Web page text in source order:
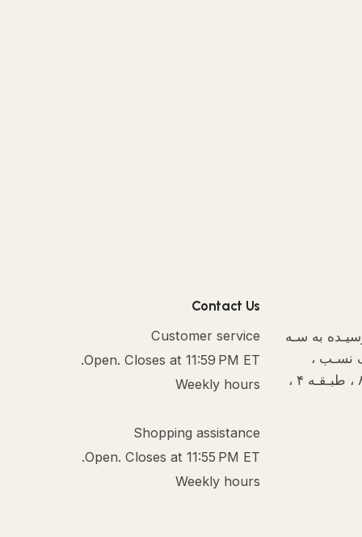
به سـه
نسـب ،
خیـابـان دبیـر سیـاقـی ، پـلاک ۸ ، طبـقـه ۴ ،
Contact Us
Customer service
Open. Closes at 11:59 PM ET.
Weekly hours
Shopping assistance
Open. Closes at 11:55 PM ET.
Weekly hours